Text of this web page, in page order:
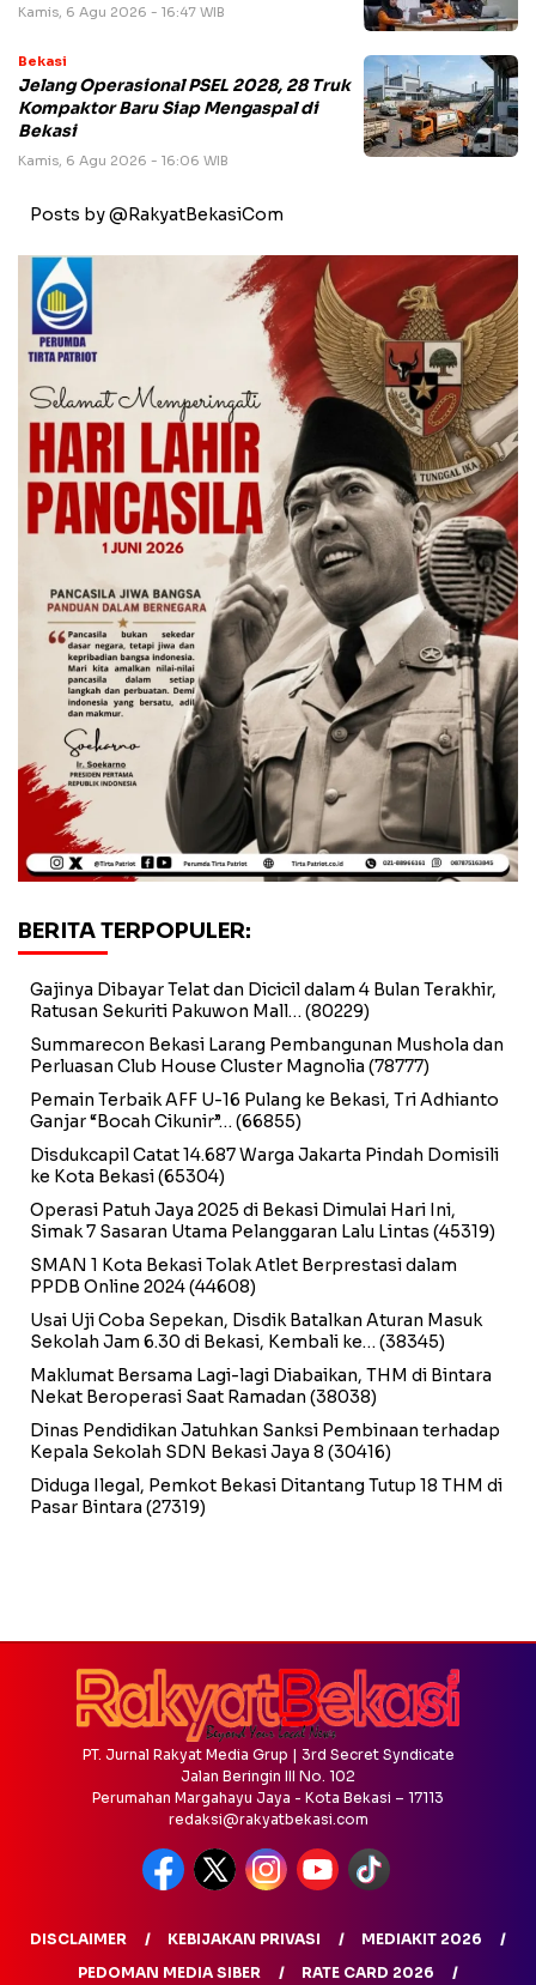
Kamis, 6 Agu 2026 - 16:47 WIB
Bekasi
Jelang Operasional PSEL 2028, 28 Truk
Kompaktor Baru Siap Mengaspal di
Bekasi
Kamis, 6 Agu 2026 - 16:06 WIB
Posts by @RakyatBekasiCom
BERITA TERPOPULER:
Gajinya Dibayar Telat dan Dicicil dalam 4 Bulan Terakhir,
Ratusan Sekuriti Pakuwon Mall… (80229)
Summarecon Bekasi Larang Pembangunan Mushola dan
Perluasan Club House Cluster Magnolia (78777)
Pemain Terbaik AFF U-16 Pulang ke Bekasi, Tri Adhianto
Ganjar “Bocah Cikunir”… (66855)
Disdukcapil Catat 14.687 Warga Jakarta Pindah Domisili
ke Kota Bekasi(65304)
Operasi Patuh Jaya 2025 di Bekasi Dimulai Hari Ini,
Simak 7 Sasaran Utama Pelanggaran Lalu Lintas (45319)
SMAN 1 Kota Bekasi Tolak Atlet Berprestasi dalam
PPDB Online 2024(44608)
Usai Uji Coba Sepekan, Disdik Batalkan Aturan Masuk
Sekolah Jam 6.30 di Bekasi, Kembali ke… (38345)
Maklumat Bersama Lagi-lagi Diabaikan, THM di Bintara
Nekat Beroperasi Saat Ramadan (38038)
Dinas Pendidikan Jatuhkan Sanksi Pembinaan terhadap
Kepala Sekolah SDN Bekasi Jaya 8 (30416)
Diduga Ilegal, Pemkot Bekasi Ditantang Tutup 18 THM di
Pasar Bintara (27319)
PT. Jurnal Rakyat Media Grup | 3rd Secret Syndicate
Jalan Beringin III No. 102
Perumahan Margahayu Jaya - Kota Bekasi – 17113
redaksi@rakyatbekasi.com
DISCLAIMER KEBIJAKAN PRIVASI
MEDIAKIT 2026
PEDOMAN MEDIA SIBER
RATE CARD 2026